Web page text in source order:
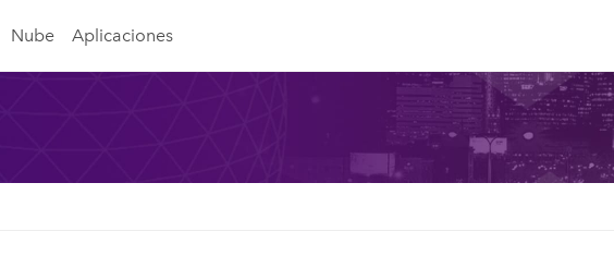
Nube Aplicaciones